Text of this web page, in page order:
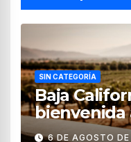
SIN CATEGORÍA
Baja
bienvenida
vendimia
6 DE AGOSTO